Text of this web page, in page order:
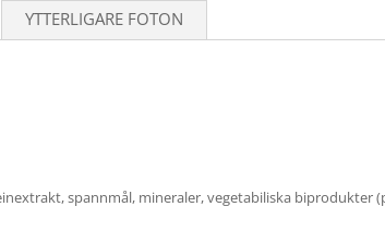
YTTERLIGARE FOTON
spannmål, mineraler, vegetabiliska biprodukter